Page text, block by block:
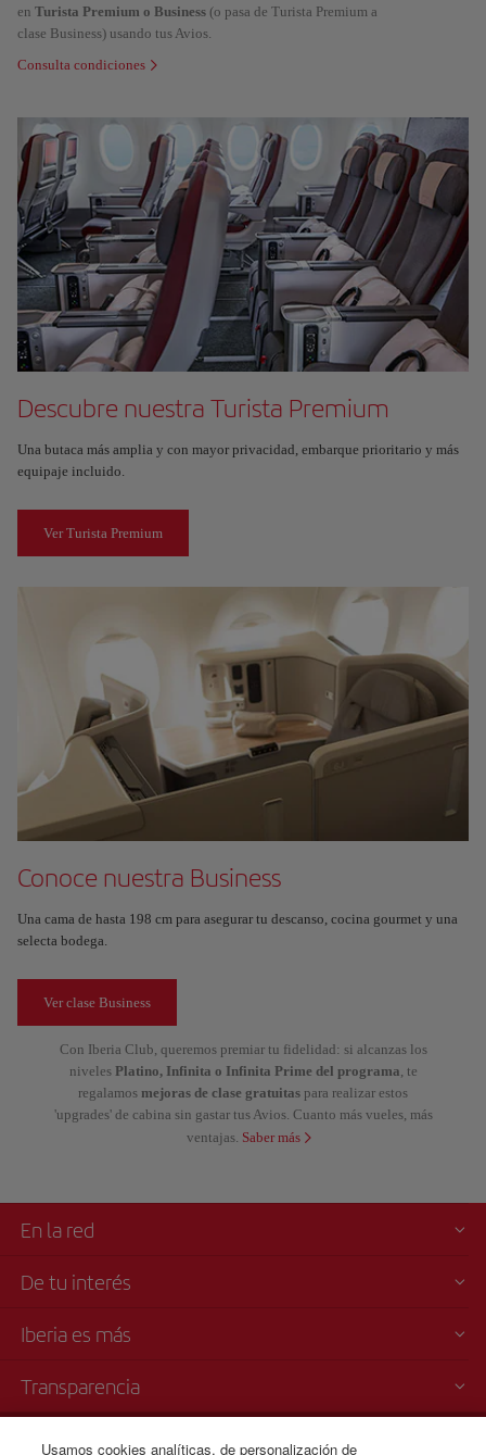
en Turista Premium o Business (o pasa de Turista Premium a
clase Business) usando tus Avios.
Consulta condiciones
Descubre nuestra Turista Premium
Una butaca más amplia y con mayor privacidad, embarque prioritario y más
equipaje incluido.
Ver Turista Premium
Conoce nuestra Business
Una cama de hasta 198 cm para asegurar tu descanso, cocina gourmet y una
selecta bodega.
Ver clase Business
Con Iberia Club, queremos premiar tu fidelidad: si alcanzas los
niveles Platino, Infinita o Infinita Prime del programa, te
regalamos mejoras de clase gratuitas para realizar estos
'upgrades' de cabina sin gastar tus Avios. Cuanto más vueles, más
ventajas. Saber más
En la red
De tu interés
Iberia es más
Transparencia
Venta telefónica de billetes
Usamos cookies analíticas, de personalización de